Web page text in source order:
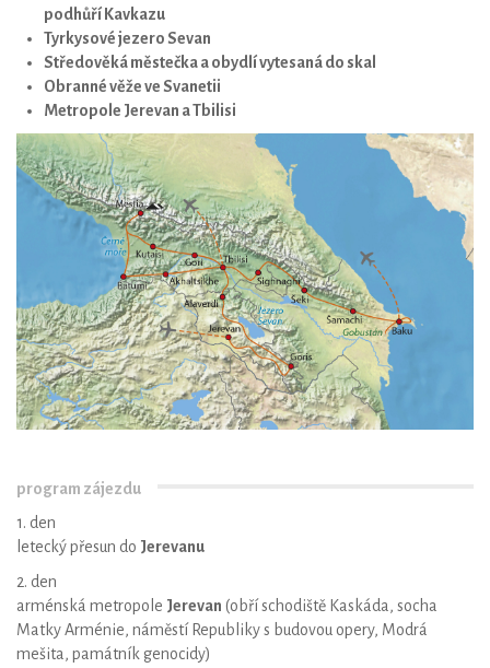
podhůří Kavkazu
Tyrkysové jezero Sevan
Středověká městečka a obydlí vytesaná do skal
Obranné věže ve Svanetii
Metropole Jerevan a Tbilisi
program zájezdu
1. den
letecký přesun do Jerevanu
2. den
arménská metropole Jerevan (obří schodiště Kaskáda, socha
Matky Arménie, náměstí Republiky s budovou opery, Modrá
mešita, památník genocidy)